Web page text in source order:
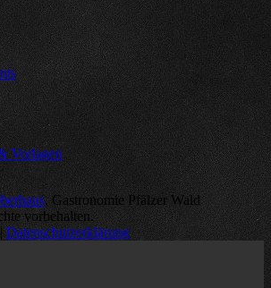
Vorlagen
, Gastronomie Pfälzer Wald
vorbehalten.
|Datenschutzerklärung